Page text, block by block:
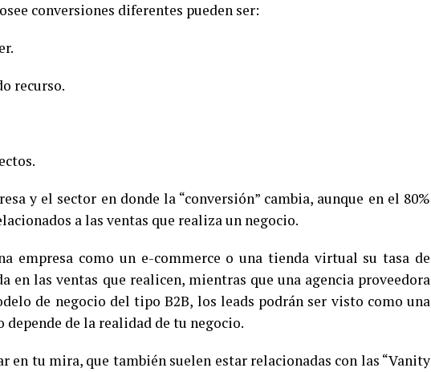
conversiones diferentes pueden ser:
recurso.
y el sector en donde la “conversión” cambia, aunque en el 80%
a las ventas que realiza un negocio.
empresa como un e-commerce o una tienda virtual su tasa de
en las ventas que realicen, mientras que una agencia proveedora
de negocio del tipo B2B, los leads podrán ser visto como una
depende de la realidad de tu negocio.
en tu mira, que también suelen estar relacionadas con las “Vanity